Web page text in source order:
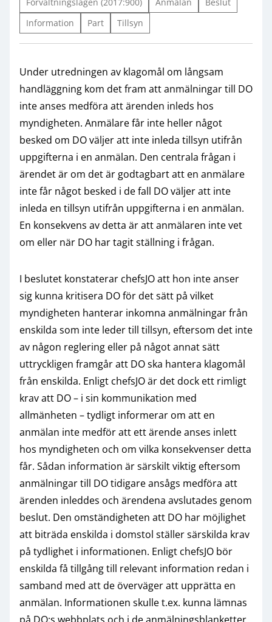
Information
Part Tillsyn
Under utredningen av klagomål om långsam
handläggning kom det fram att anmälningar till DO
inte anses medföra att ärenden inleds hos
myndigheten. Anmälare får inte heller något
besked om DO väljer att inte inleda tillsyn utifrån
uppgifterna i en anmälan. Den centrala frågan i
ärendet är om det är godtagbart att en anmälare
inte får något besked i de fall DO väljer att inte
inleda en tillsyn utifrån uppgifterna i en anmälan.
En konsekvens av detta är att anmälaren inte vet
om eller när DO har tagit ställning i frågan.
I beslutet konstaterar chefsJO att hon inte anser
sig kunna kritisera DO för det sätt på vilket
myndigheten hanterar inkomna anmälningar från
enskilda som inte leder till tillsyn, eftersom det inte
av någon reglering eller på något annat sätt
uttryckligen framgår att DO ska hantera klagomål
från enskilda. Enligt chefsJO är det dock ett rimligt
krav att DO – i sin kommunikation med
allmänheten – tydligt informerar om att en
anmälan inte medför att ett ärende anses inlett
hos myndigheten och om vilka konsekvenser detta
får. Sådan information är särskilt viktig eftersom
anmälningar till DO tidigare ansågs medföra att
ärenden inleddes och ärendena avslutades genom
beslut. Den omständigheten att DO har möjlighet
att biträda enskilda i domstol ställer särskilda krav
på tydlighet i informationen. Enligt chefsJO bör
enskilda få tillgång till relevant information redan i
samband med att de överväger att upprätta en
anmälan. Informationen skulle t.ex. kunna lämnas